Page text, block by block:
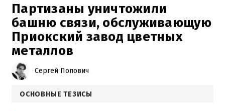
Партизаны уничтожили
башню связи, обслуживающую
Приокский завод цветных
металлов
Сергей Попович
ОСНОВНЫЕ ТЕЗИСЫ